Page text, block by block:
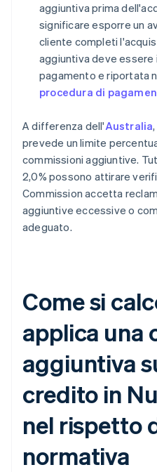
aggiuntiva prima
significare esporre un
cliente completi
aggiuntiva deve essere
pagamento e riportata
procedura di
A differenza dell'Australia
prevede un limite
commissioni aggiuntive.
2,0% possono attirare
Commission accetta
aggiuntive eccessive o
adeguato.
Come si
applica una
aggiuntiva
credito in
nel rispetto
normativa